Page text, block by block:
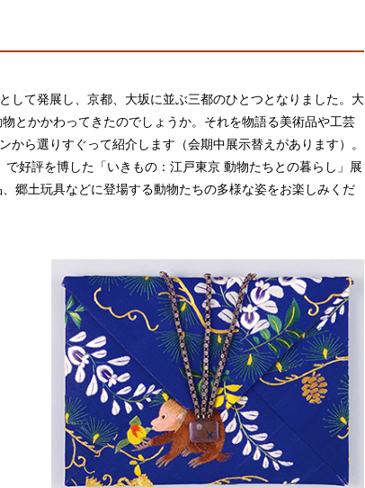
して発展し、京都、大坂に並ぶ三都のひとつとなりました。大
とかかわってきたのでしょうか。それを物語る美術品や工芸
ら選りすぐって紹介します（会期中展示替えがあります）。
好評を博した「いきもの：江戸東京 動物たちとの暮らし」展
郷土玩具などに登場する動物たちの多様な姿をお楽しみくだ